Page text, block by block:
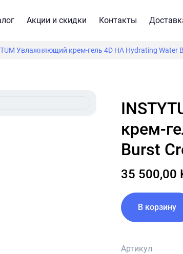
Акции и скидки Контакты
Увлажняющий крем-гель 4D HA Hydrating Water
INSTYTUTUM Увлажняющий
крем-
Burst
35 500,00
В корзину
Артикул